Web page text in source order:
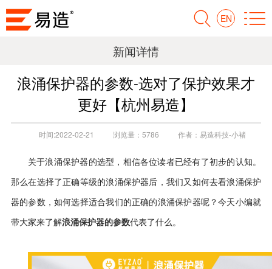
EN
新闻详情
浪涌保护器的参数-选对了保护效果才
更好【杭州易造】
时间:2022-02-21 浏览量： 5786 作者： 易造科技-小褚
关于浪涌保护器的选型，相信各位读者已经有了初步的认知。
那么在选择了正确等级的浪涌保护器后，我们又如何去看浪涌保护
器的参数，如何选择适合我们的正确的浪涌保护器呢？今天小编就
带大家来了解浪涌保护器的参数代表了什么。